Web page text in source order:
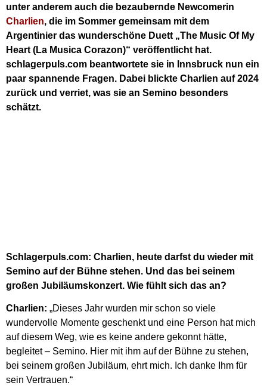
unter anderem auch die bezaubernde Newcomerin
Charlien, die im Sommer gemeinsam mit dem
Argentinier das wunderschöne Duett „The Music Of My
Heart (La Musica Corazon)“ veröffentlicht hat.
schlagerpuls.com beantwortete sie in Innsbruck nun ein
paar spannende Fragen. Dabei blickte Charlien auf 2024
zurück und verriet, was sie an Semino besonders
schätzt.
Schlagerpuls.com: Charlien, heute darfst du wieder mit
Semino auf der Bühne stehen. Und das bei seinem
großen Jubiläumskonzert. Wie fühlt sich das an?
Charlien: „Dieses Jahr wurden mir schon so viele
wundervolle Momente geschenkt und eine Person hat mich
auf diesem Weg, wie es keine andere gekonnt hätte,
begleitet – Semino. Hier mit ihm auf der Bühne zu stehen,
bei seinem großen Jubiläum, ehrt mich. Ich danke Ihm für
sein Vertrauen.“